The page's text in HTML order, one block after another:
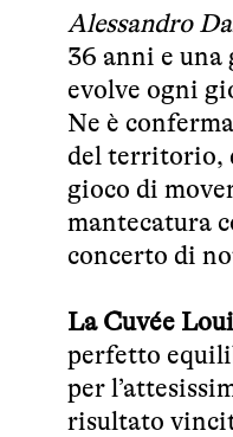
Alessandro
36 anni e una
evolve ogni
Ne è
del territorio,
gioco di
mantecatura
concerto di
La Cuvée
perfetto
per
risultato